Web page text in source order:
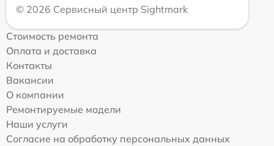
© 2026 Сервисный центр Sightmark
Стоимость ремонта
Оплата и доставка
Контакты
Вакансии
О компании
Ремонтируемые модели
Наши услуги
Согласие на обработку персональных данных